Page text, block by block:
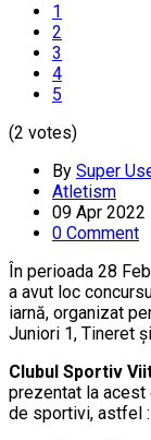
1
2
3
4
5
(2 votes)
By Super
Atletism
09 Apr 2022
0 Comment
În perioada 28
a avut loc
iarnă, organizat
Juniori 1, Tineret
Clubul Sportiv
prezentat la acest
de sportivi, astfel :